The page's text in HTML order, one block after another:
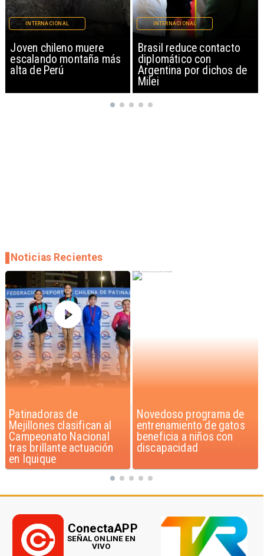
Brasil reduce contacto
diplomático con
Argentina por dichos de
INTERNACIONAL
China restringe
exportación de drones a
EEUU y sanciona
empresas
INTERNACIONAL
Novedoso programa de
entrenamiento de gatos
beneficia a niños con
discapacidad
Alarmante hábito en
jóvenes de 13 a 15 años
según encuesta del
Minsal
Noticias Recientes
ConectaAPP
SEÑAL ONLINE EN
VIVO